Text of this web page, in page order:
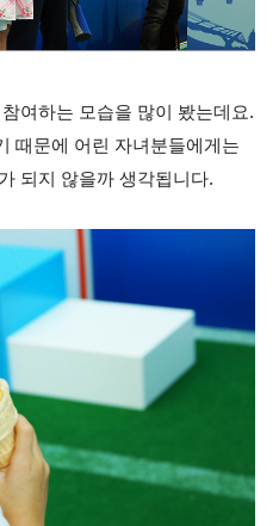
여하는 모습을 많이 봤는데요.
때문에 어린 자녀분들에게는
되지 않을까 생각됩니다.